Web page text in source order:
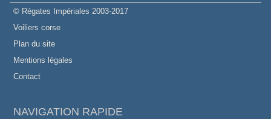
© Régates Impériales 2003-2017
Voiliers corse
Plan du site
Mentions légales
Contact
NAVIGATION RAPIDE